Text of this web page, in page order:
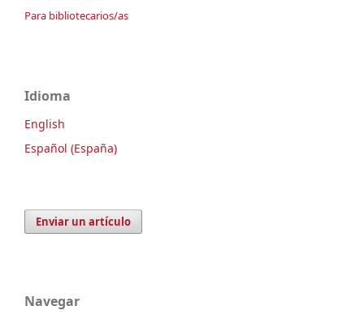
Para bibliotecarios/as
Idioma
English
Español (España)
Enviar un artículo
Navegar